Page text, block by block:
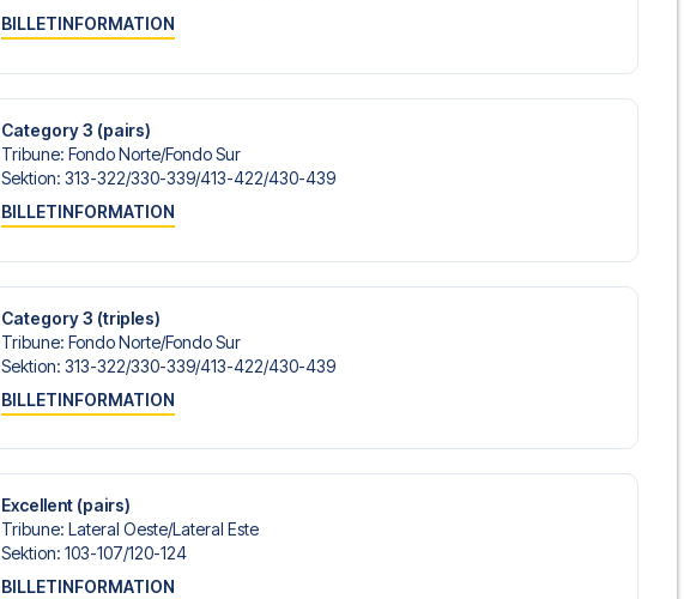
BILLETINFORMATION
Category 3 (pairs)
Tribune: Fondo Norte/​Fondo Sur
Sektion: 313-322/​330-339/​413-422/​430-439
BILLETINFORMATION
Category 3 (triples)
Tribune: Fondo Norte/​Fondo Sur
Sektion: 313-322/​330-339/​413-422/​430-439
BILLETINFORMATION
Excellent (pairs)
Tribune: Lateral Oeste/​Lateral Este
Sektion: 103-107/​120-124
BILLETINFORMATION